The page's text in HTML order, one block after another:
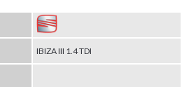
IBIZA III 1.4 TDI